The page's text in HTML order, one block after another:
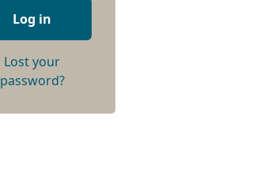
Log in
Lost your
password?